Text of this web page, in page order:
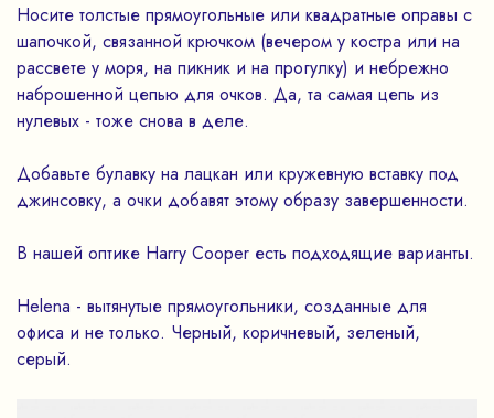
Носите толстые прямоугольные или квадратные оправы с
шапочкой, связанной крючком (вечером у костра или на
рассвете у моря, на пикник и на прогулку) и небрежно
наброшенной цепью для очков. Да, та самая цепь из
нулевых - тоже снова в деле.
Добавьте булавку на лацкан или кружевную вставку под
джинсовку, а очки добавят этому образу завершенности.
В нашей оптике Harry Cooper есть подходящие варианты.
Helena - вытянутые прямоугольники, созданные для
офиса и не только. Черный, коричневый, зеленый,
серый.